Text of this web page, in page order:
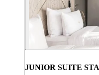
JUNIOR SUITE